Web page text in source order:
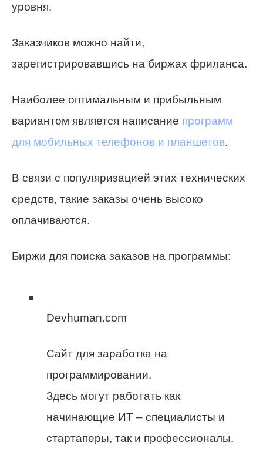
уровня.
Заказчиков можно найти,
зарегистрировавшись на биржах фриланса.
Наиболее оптимальным и прибыльным
вариантом является написание программ
для мобильных телефонов и планшетов.
В связи с популяризацией этих технических
средств, такие заказы очень высоко
оплачиваются.
Биржи для поиска заказов на программы:
Devhuman.com
Сайт для заработка на
программировании.
Здесь могут работать как
начинающие ИТ – специалисты и
стартаперы, так и профессионалы.